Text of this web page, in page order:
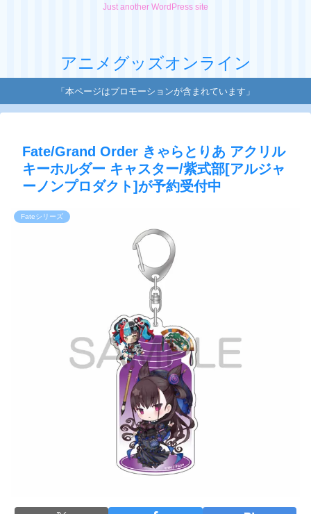
Just another WordPress site
アニメグッズオンライン
「本ページはプロモーションが含まれています」
Fate/Grand Order きゃらとりあ アクリル
キーホルダー キャスター/紫式部[アルジャ
ーノンプロダクト]が予約受付中
Fateシリーズ